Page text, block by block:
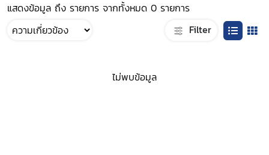
แสดงข้อมูล ถึง รายการ จากทั้งหมด 0 รายการ
Filter
ไม่พบข้อมูล